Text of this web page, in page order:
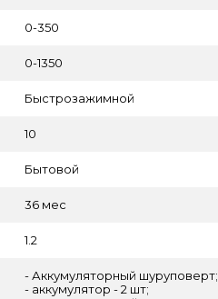
0-350
0-1350
Быстрозажимной
10
Бытовой
36 мес
1.2
- Аккумуляторный шуруповерт;
- аккумулятор - 2 шт;